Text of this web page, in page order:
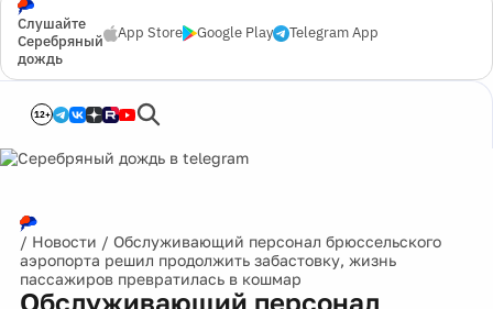
Слушайте
Серебряный
дождь
App Store Google Play Telegram App
12+
/ Новости / Обслуживающий персонал брюссельского
аэропорта решил продолжить забастовку, жизнь
пассажиров превратилась в кошмар
Обслуживающий персонал